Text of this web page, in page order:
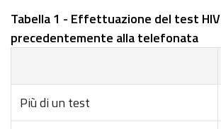
Tabella 1 - Effettuazione del test HIV
precedentemente alla telefonata
Più di un test